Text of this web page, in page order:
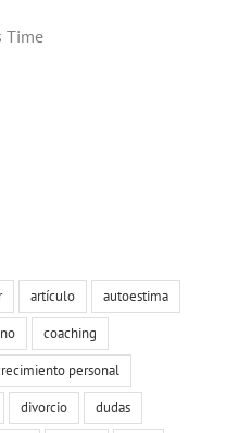
Time
artículo
autoestima
coaching
personal
divorcio
dudas